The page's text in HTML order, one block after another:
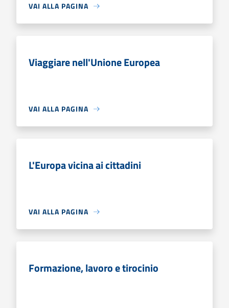
VAI ALLA PAGINA
Viaggiare nell'Unione Europea
VAI ALLA PAGINA
L'Europa vicina ai cittadini
VAI ALLA PAGINA
Formazione, lavoro e tirocinio